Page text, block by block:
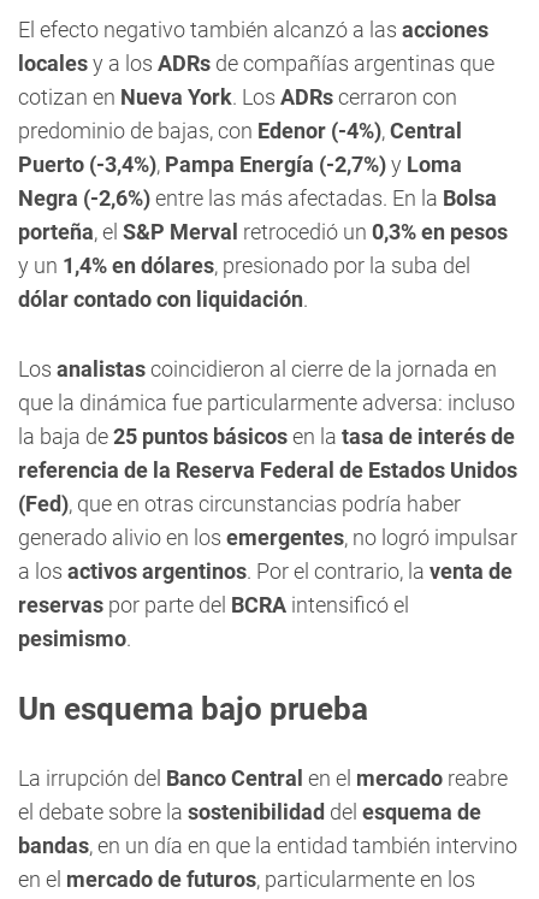
El efecto negativo también alcanzó a las acciones
localesy a los ADRs de compañías argentinas que
cotizan en Nueva York. Los ADRscerraron con
predominio de bajas, con Edenor (-4%),Central
Puerto (-3,4%), Pampa Energía (-2,7%)y Loma
Negra (-2,6%)entre las más afectadas. En la Bolsa
porteña, el S&P Merval retrocedió un 0,3% en pesos
y un 1,4% en dólares, presionado por la suba del
dólar contado con liquidación.
Los analistascoincidieron al cierre de la jornada en
que la dinámica fue particularmente adversa: incluso
la baja de25 puntos básicosen la tasa de interés de
referencia de la Reserva Federal de Estados Unidos
(Fed), que en otras circunstancias podría haber
generado alivio en los emergentes, no logró impulsar
a los activos argentinos. Por el contrario, la venta de
reservas por parte del BCRA intensificó el
pesimismo.
Un esquema bajo prueba
La irrupción del Banco Central en el mercado reabre
el debate sobre la sostenibilidad del esquema de
bandas, en un día en que la entidad también intervino
en el mercado de futuros, particularmente en los